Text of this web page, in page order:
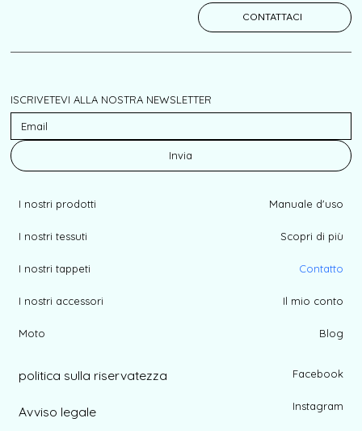
CONTATTACI
ISCRIVETEVI ALLA NOSTRA NEWSLETTER
Invia
I nostri prodotti
I nostri tessuti
I nostri tappeti
I nostri accessori
Moto
Manuale d'uso
Scopri di più
Contatto
Il mio conto
Blog
Facebook
Instagram
politica sulla riservatezza
Avviso legale